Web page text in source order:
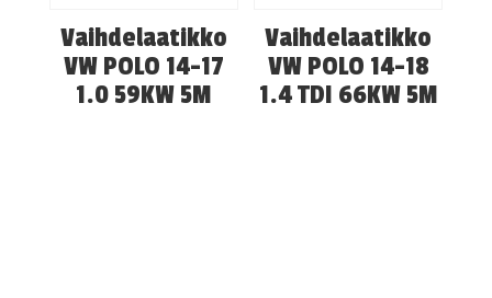
Vaihdelaatikko
VW POLO 14-17
1.0 59KW 5M
Vaihdelaatikko
VW POLO 14-18
1.4 TDI 66KW 5M